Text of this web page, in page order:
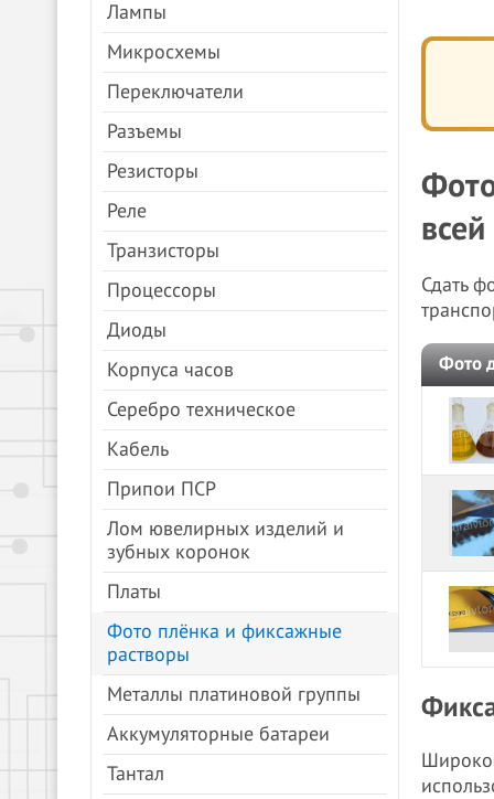
Лампы
Микросхемы
Переключатели
Разъемы
Резисторы
Реле
Транзисторы
Процессоры
Диоды
Корпуса часов
Серебро техническое
Кабель
Припои ПСР
Лом ювелирных изделий и
зубных коронок
Платы
Фото плёнка и фиксажные
растворы
Металлы платиновой группы
Аккумуляторные батареи
Тантал
Сдать
Фото